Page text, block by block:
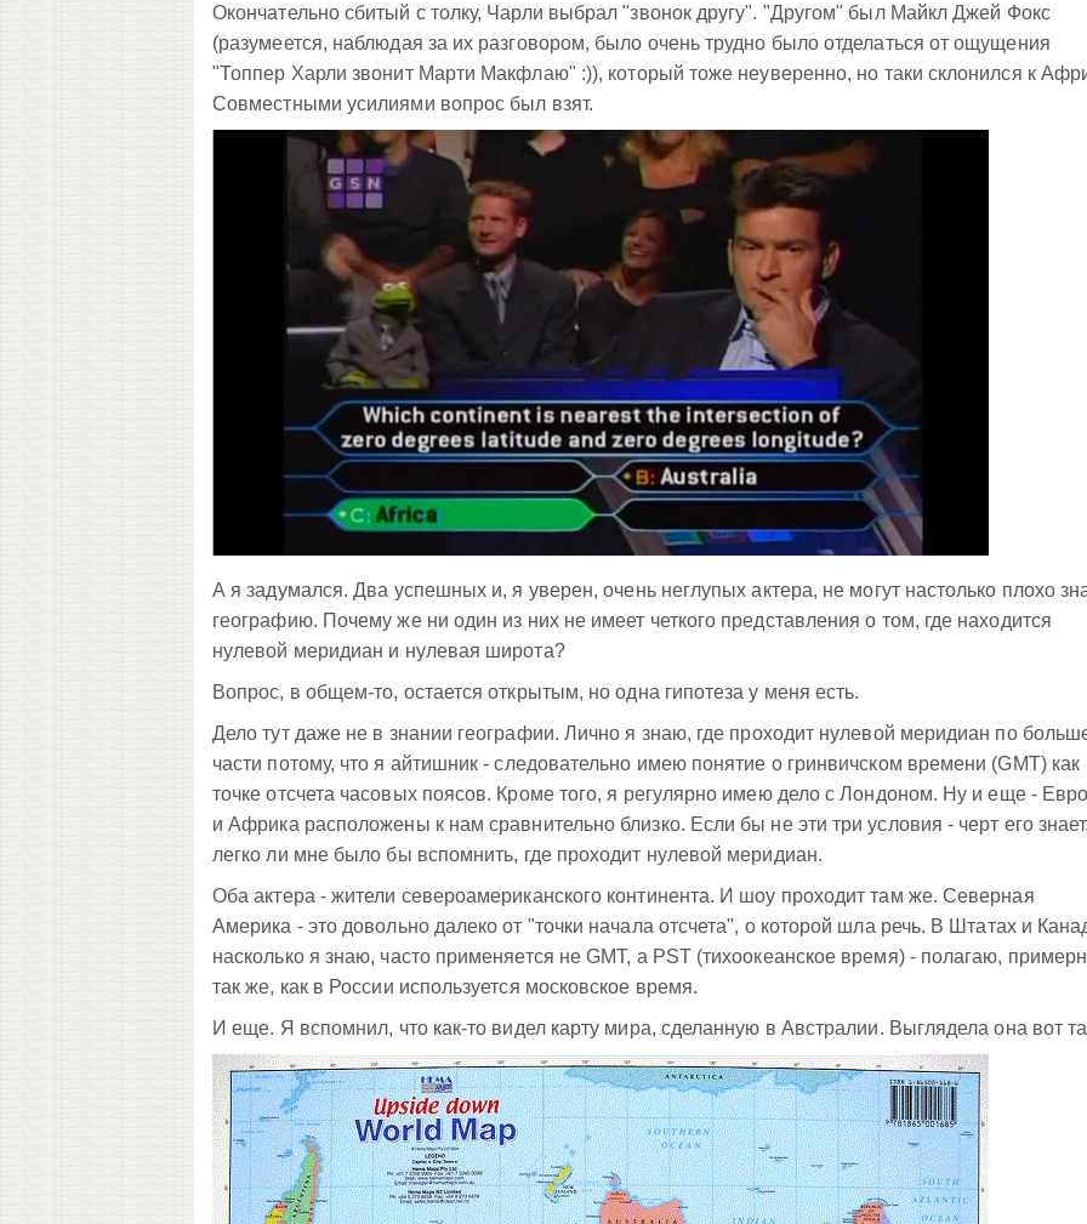
Окончательно сбитый с толку, Чарли выбрал "звонок другу". "Другом" был Майкл Джей Фокс
(разумеется, наблюдая за их разговором, было очень трудно было отделаться от ощущения
"Топпер Харли звонит Марти Макфлаю" :)), который тоже неуверенно, но таки склонился к
Совместными усилиями вопрос был взят.
А я задумался. Два успешных и, я уверен, очень неглупых актера, не могут настолько плохо
географию. Почему же ни один из них не имеет четкого представления о том, где находится
нулевой меридиан и нулевая широта?
Вопрос, в общем-то, остается открытым, но одна гипотеза у меня есть.
Дело тут даже не в знании географии. Лично я знаю, где проходит нулевой меридиан по
части потому, что я айтишник - следовательно имею понятие о гринвичском времени (GMT) как
точке отсчета часовых поясов. Кроме того, я регулярно имею дело с Лондоном. Ну и еще -
и Африка расположены к нам сравнительно близко. Если бы не эти три условия - черт его
легко ли мне было бы вспомнить, где проходит нулевой меридиан.
Оба актера - жители североамериканского континента. И шоу проходит там же. Северная
Америка - это довольно далеко от "точки начала отсчета", о которой шла речь. В Штатах и
насколько я знаю, часто применяется не GMT, а PST (тихоокеанское время) - полагаю,
так же, как в России используется московское время.
И еще. Я вспомнил, что как-то видел карту мира, сделанную в Австралии. Выглядела она вот